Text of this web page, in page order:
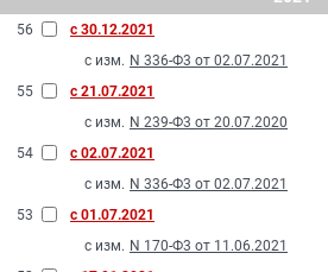
56
с 30.12.2021
с изм. N 336-Ф3 от 02.07.2021
55
с 21.07.2021
с изм. N 239-Ф3 от 20.07.2020
54
с 02.07.2021
с изм. N 336-Ф3 от 02.07.2021
53
с 01.07.2021
с изм. N 170-Ф3 от 11.06.2021